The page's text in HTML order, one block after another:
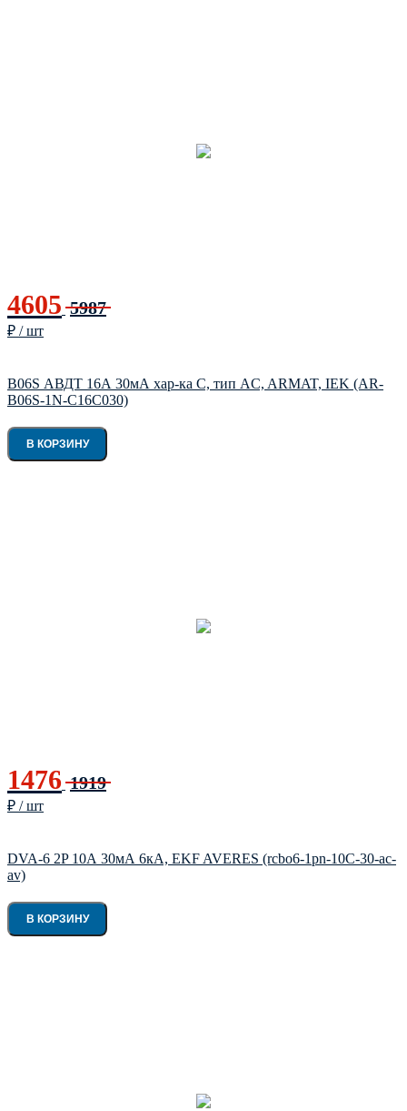
4605 5987
₽ / шт
B06S АВДТ 16А 30мА хар-ка C, тип AC, ARMAT, IEK (AR-
B06S-1N-C16C030)
В КОРЗИНУ
1476 1919
₽ / шт
DVA-6 2P 10А 30мА 6кА, EKF AVERES (rcbo6-1pn-10C-30-ac-
av)
В КОРЗИНУ